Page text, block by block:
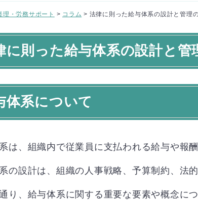
理・労務サポート > コラム > 法律に則った給与体系の設計と管理
に則った給与体系の設計と管
体系について
は、組織内で従業員に支払われる給与や報
の設計は、組織の人事戦略、予算制約、法
り、給与体系に関する重要な要素や概念に